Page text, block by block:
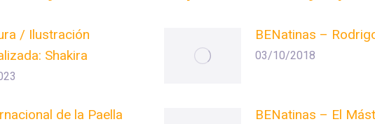
/ Ilustración
Shakira
BENatinas –
03/10/2018
de la Paella
BENatinas – El